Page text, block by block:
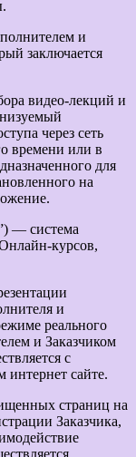
и
заключается
видео-лекций и
через сеть
времени или в
для
на
— система
курсов,
и
реального
и Заказчиком
с
интернет сайте.
страниц на
Заказчика,